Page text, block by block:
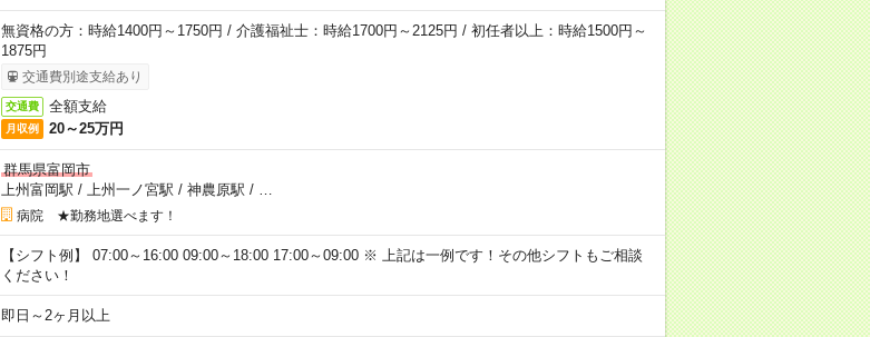
無資格の方：時給1400円～1750円 / 介護福祉士：時給1700円～2125円 / 初任者以上：時給1500円～
1875円
交通費別途支給あり
交通費 全額支給
月収例 20～25万円
群馬県富岡市
上州富岡駅 / 上州一ノ宮駅 / 神農原駅 /
病院 ★勤務地選べます！
【シフト例】 07:00～16:00 09:00～18:00 17:00～09:00 ※ 上記は一例です！その他シフトもご相談
ください！
即日～2ヶ月以上